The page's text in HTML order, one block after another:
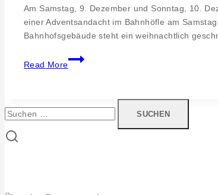
Am Samstag, 9. Dezember und Sonntag, 10.
einer Adventsandacht im Bahnhöfle am
Bahnhofsgebäude steht ein weihnachtlich
Read More
Weihnachtsmarkt
am
nach: